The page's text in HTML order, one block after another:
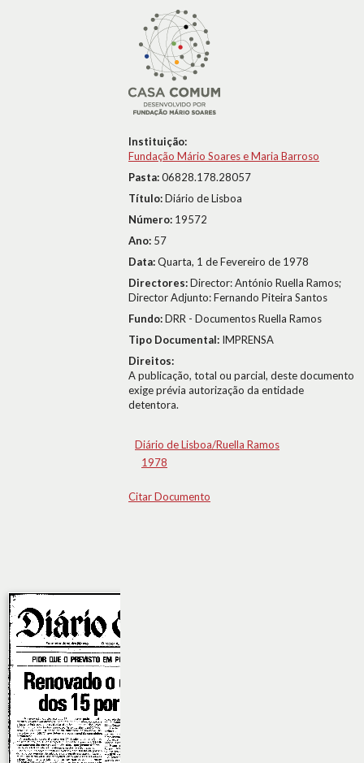
Instituição:
Fundação Mário Soares e Maria Barroso
Pasta:06828.178.28057
Título:Diário de Lisboa
Número: 19572
Ano: 57
Data:Quarta, 1 de Fevereiro de 1978
Directores:Director: António Ruella Ramos;
Director Adjunto: Fernando Piteira Santos
Fundo:DRR - Documentos Ruella Ramos
Tipo Documental: IMPRENSA
Direitos:
A publicação, total ou parcial, deste documento
exige prévia autorização da entidade
detentora.
Diário de Lisboa/Ruella Ramos
1978
Citar Documento